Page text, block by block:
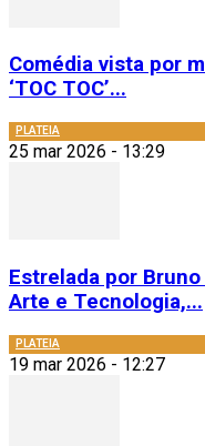
Comédia vista por
‘TOC TOC’...
PLATEIA
25 mar 2026 - 13:29
Estrelada por Bruno
Arte e Tecnologia,...
PLATEIA
19 mar 2026 - 12:27